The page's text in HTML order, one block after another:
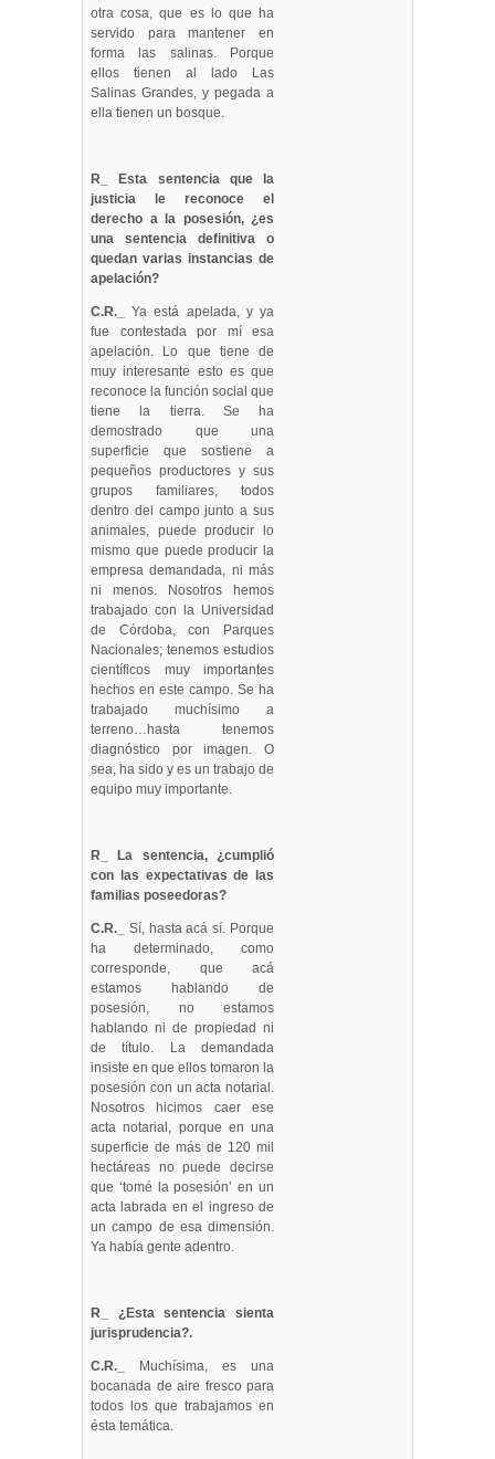
otra cosa, que es lo que ha
servido para mantener en
forma las salinas. Porque
ellos tienen al lado Las
Salinas Grandes, y pegada a
ella tienen un bosque.
R_ Esta sentencia que la
justicia le reconoce el
derecho a la posesión, ¿es
una sentencia definitiva o
quedan varias instancias de
apelación?
C.R._
Ya está apelada, y ya
fue contestada por mí esa
apelación. Lo que tiene de
muy interesante esto es que
reconoce la función social que
tiene la tierra. Se ha
demostrado que una
superficie que sostiene a
pequeños productores y sus
grupos familiares, todos
dentro del campo junto a sus
animales, puede producir lo
mismo que puede producir la
empresa demandada, ni más
ni menos. Nosotros hemos
trabajado con la Universidad
de Córdoba, con Parques
Nacionales; tenemos estudios
científicos muy importantes
hechos en este campo. Se ha
trabajado muchísimo a
terreno…hasta tenemos
diagnóstico por imagen. O
sea, ha sido y es un trabajo de
equipo muy importante.
R_ La sentencia, ¿cumplió
con las expectativas de las
familias poseedoras?
C.R._
Sí, hasta acá sí. Porque
ha determinado, como
corresponde, que acá
estamos hablando de
posesión, no estamos
hablando ni de propiedad ni
de título. La demandada
insiste en que ellos tomaron la
posesión con un acta notarial.
Nosotros hicimos caer ese
acta notarial, porque en una
superficie de más de 120 mil
hectáreas no puede decirse
que ‘tomé la posesión’ en un
acta labrada en el ingreso de
un campo de esa dimensión.
Ya había gente adentro.
R_ ¿Esta sentencia sienta
jurisprudencia?.
C.R._
Muchísima, es una
bocanada de aire fresco para
todos los que trabajamos en
ésta temática.